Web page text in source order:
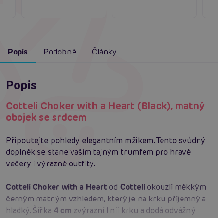
Popis Podobné Články
Popis
Cotteli Choker with a Heart (Black), matný
obojek se srdcem
Připoutejte pohledy elegantním mžikem. Tento svůdný
doplněk se stane vaším tajným trumfem pro hravé
večery i výrazné outfity.
Cotteli Choker with a Heart od Cotteliokouzlí měkkým
černým matným vzhledem, který je na krku příjemný a
hladký. Šířka 4 cm zvýrazní linii krku a dodá odvážný